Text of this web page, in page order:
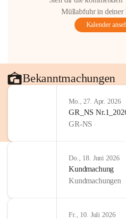
Müllabfuhr in deiner
Kalender
Bekanntmachungen
Mo., 27. Apr. 2026
GR_NS
GR-NS
Do., 18. Juni 2026
Kundmachung
Kundmachungen
Fr., 10. Juli 2026